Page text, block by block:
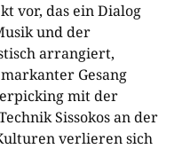
vor, das ein Dialog
und der
arrangiert,
Gesang
mit der
Sissokos an der
verlieren sich